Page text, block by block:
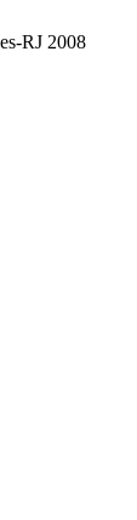
RJ 2008